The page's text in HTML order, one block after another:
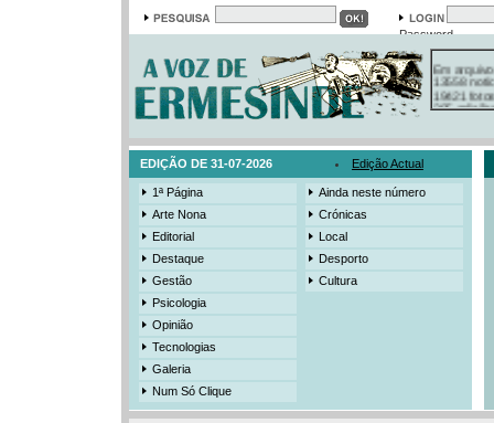
Password
Em arquivo
13558
19421
385
3206
EDIÇÃO DE 31-07-2026 Edição Actual
1ª Página
Arte Nona
Editorial
Destaque
Gestão
Psicologia
Opinião
Tecnologias
Galeria
Num Só Clique
Ainda neste número
Crónicas
Local
Desporto
Cultura